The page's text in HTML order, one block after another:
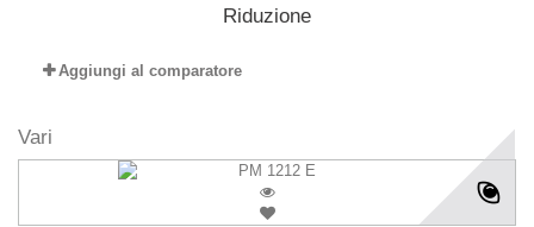
Riduzione
Aggiungi al comparatore
Vari